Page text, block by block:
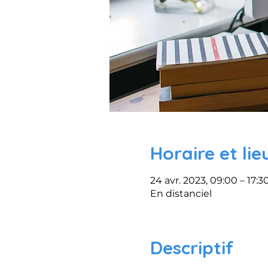
Horaire et
24 avr. 2023, 09:00 –
En distanciel
Descriptif